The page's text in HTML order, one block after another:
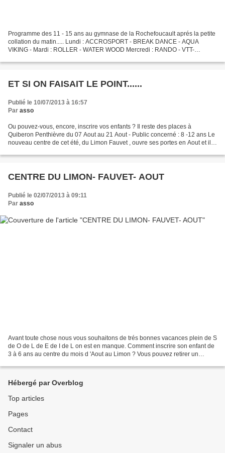
Programme des 11 - 15 ans au gymnase de la Rochefoucault aprés la petite
collation du matin..... Lundi : ACCROSPORT - BREAK DANCE - AQUA
VIKING - Mardi : ROLLER - WATER WOOD Mercredi : RANDO - VTT-
ET SI ON FAISAIT LE POINT......
Publié le 10/07/2013 à 16:57
Par asso
Ou pouvez-vous, encore, inscrire vos enfants ? Il reste des places à
Quiberon Penthièvre du 07 Aout au 21 Aout - Public concerné : 8 -12 ans Le
nouveau centre de cet été, du Limon Fauvet , ouvre ses portes en Aout et il
CENTRE DU LIMON- FAUVET- AOUT
Publié le 02/07/2013 à 09:11
Par asso
Avant toute chose nous vous souhaitons de trés bonnes vacances plein de S
de O de L de E de I de L on est en manque. Comment inscrire son enfant de
3 à 6 ans au centre du mois d 'Aout au Limon ? Vous pouvez retirer un
Hébergé par Overblog
Top articles
Pages
Contact
Signaler un abus